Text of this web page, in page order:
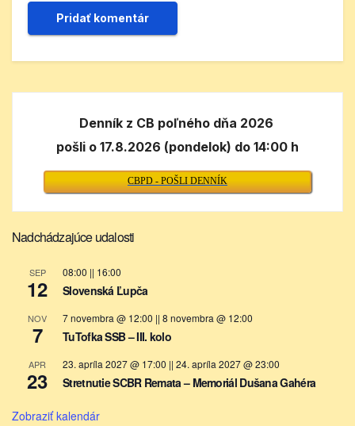
Denník z CB poľného dňa 2026
pošli o 17.8.2026 (pondelok) do 14:00 h
CBPD - POŠLI DENNÍK
Nadchádzajúce udalosti
SEP
12
08:00 || 16:00
Slovenská Ľupča
NOV
7
7 novembra @ 12:00 || 8 novembra @ 12:00
TuTofka SSB – III. kolo
APR
23
23. apríla 2027 @ 17:00 || 24. apríla 2027 @ 23:00
Stretnutie SCBR Remata – Memoriál Dušana Gahéra
Zobraziť kalendár